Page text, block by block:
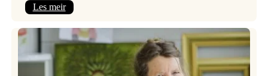
Les meir:
frå
Frøydis